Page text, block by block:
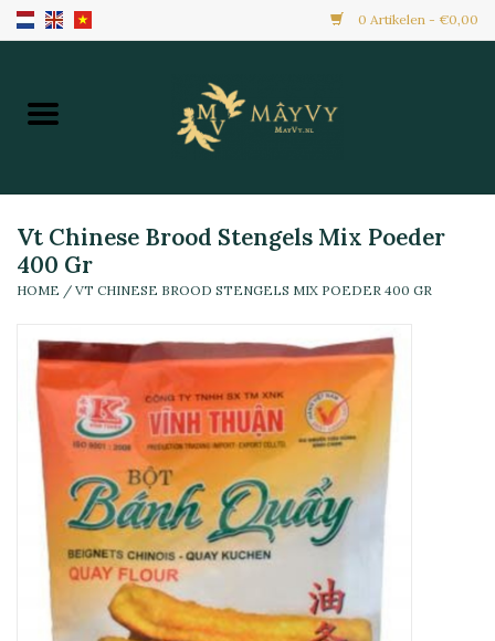
0 Artikelen - €0,00
Home
Nieuw Binnen
Diepvries
Alle Producten
Maaltijden & Hapjes
Vt Chinese Brood Stengels Mix Poeder
400 Gr
HOME / VT CHINESE BROOD STENGELS MIX POEDER 400 GR